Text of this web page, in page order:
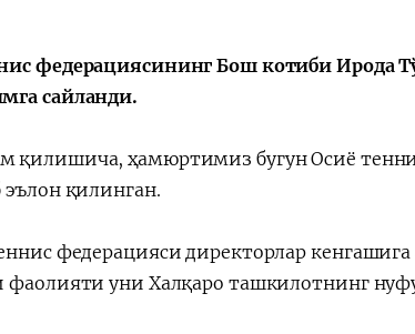
федерациясининг Бош котиби Ирода
сайланди.
қилишича, ҳамюртимиз бугун Осиё
қилинган.
федерацияси директорлар кенгашига
фаолияти уни Халқаро ташкилотнинг